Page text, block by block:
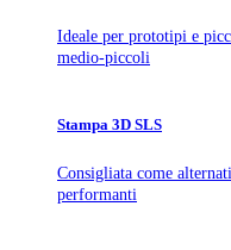
Ideale per prototipi e
medio-piccoli
Stampa 3D SLS
Consigliata come
performanti